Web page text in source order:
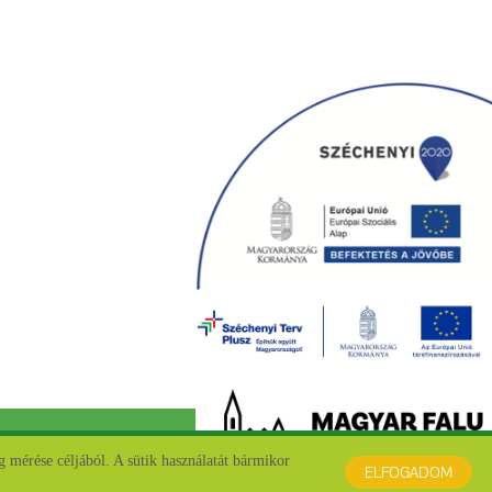
ELFOGADOM
mérése céljából. A sütik használatát bármikor